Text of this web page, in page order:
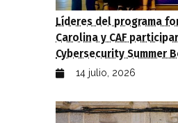
Líderes del programa
Carolina y CAF
Cybersecurity Summer
14 julio, 2026